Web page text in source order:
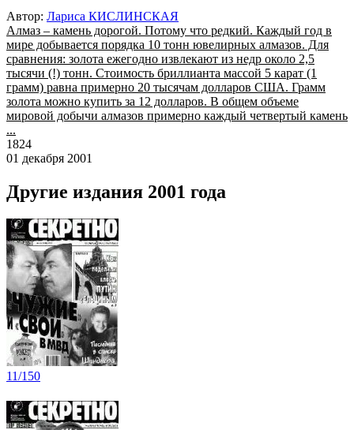
Автор: Лариса КИСЛИНСКАЯ
Алмаз – камень дорогой. Потому что редкий. Каждый год в
мире добывается порядка 10 тонн ювелирных алмазов. Для
сравнения: золота ежегодно извлекают из недр около 2,5
тысячи (!) тонн. Стоимость бриллианта массой 5 карат (1
грамм) равна примерно 20 тысячам долларов США. Грамм
золота можно купить за 12 долларов. В общем объеме
мировой добычи алмазов примерно каждый четвертый камень
...
1824
01 декабря 2001
Другие издания 2001 года
11/150